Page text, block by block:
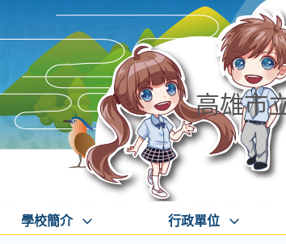
高雄市
學校簡介 行政單位